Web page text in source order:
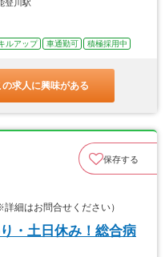
登川駅
ルアップ 車通勤可 積極採用中
の求人に興味がある
保存する
細はお問合せください）
・土日休み！総合病